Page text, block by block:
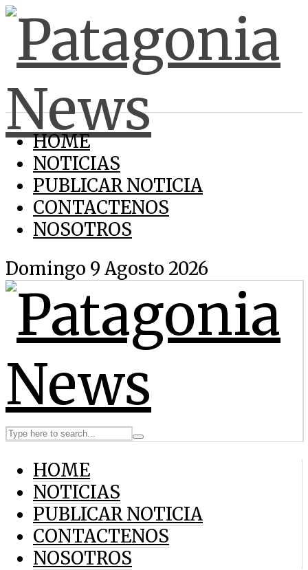
HOME
NOTICIAS
PUBLICAR NOTICIA
CONTACTENOS
NOSOTROS
Domingo 9 Agosto 2026
HOME
NOTICIAS
PUBLICAR NOTICIA
CONTACTENOS
NOSOTROS